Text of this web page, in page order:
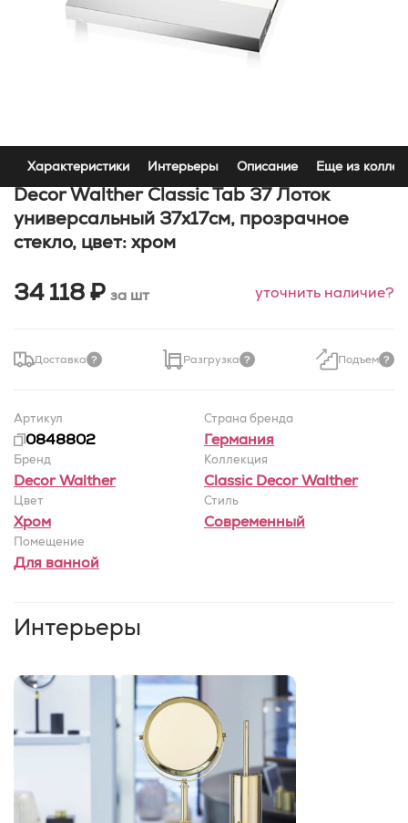
Характеристики Интерьеры Описание Еще из
Decor Walther Classic Tab 37 Лоток
универсальный 37x17см, прозрачное
стекло, цвет: хром
34 118 ₽ за шт уточнить наличие?
Доставка Разгрузка Подъем
Артикул
0848802
Страна бренда
Германия
Бренд
Decor Walther
Коллекция
Classic Decor Walther
Цвет
Хром
Стиль
Современный
Помещение
Для ванной
Интерьеры